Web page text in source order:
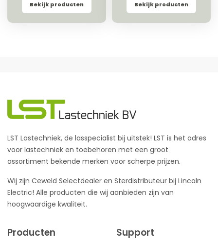
Bekijk producten Bekijk producten
LST Lastechniek, de lasspecialist bij uitstek! LST is het adres
voor lastechniek en toebehoren met een groot
assortiment bekende merken voor scherpe prijzen.
Wij zijn Ceweld Selectdealer en Sterdistributeur bij Lincoln
Electric! Alle producten die wij aanbieden zijn van
hoogwaardige kwaliteit.
Producten Support